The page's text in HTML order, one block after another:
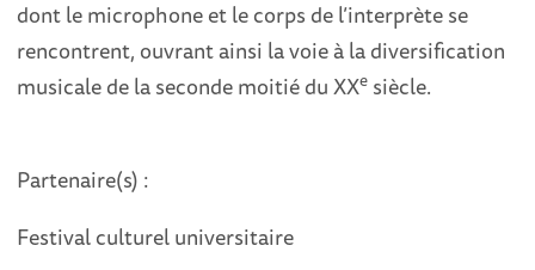
dont le microphone et le corps de l’interprète se
rencontrent, ouvrant ainsi la voie à la diversification
musicale de la seconde moitié du XXe siècle.
Partenaire(s) :
Festival culturel universitaire